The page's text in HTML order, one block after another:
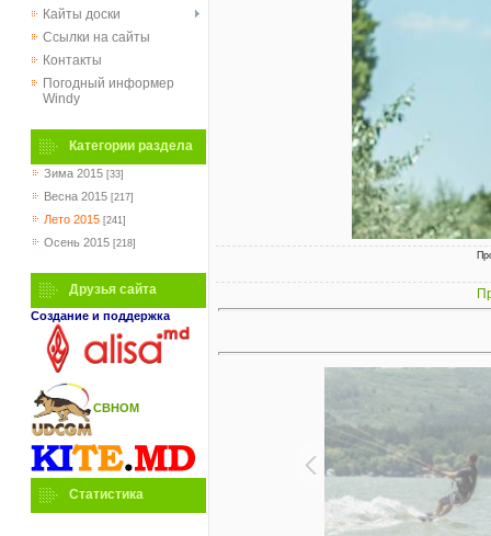
Кайты доски
Ссылки на сайты
Контакты
Погодный информер
Windy
Категории раздела
Зима 2015 [33]
Весна 2015 [217]
Лето 2015 [241]
Осень 2015 [218]
Друзья сайта
Создание и поддержка
СВНОМ
Статистика